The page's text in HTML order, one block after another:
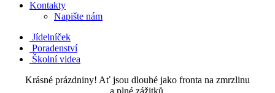
Kontakty
Napište nám
Jídelníček
Poradenství
Školní videa
Krásné prázdniny! Ať jsou dlouhé jako fronta na zmrzlinu
a plné zážitků.